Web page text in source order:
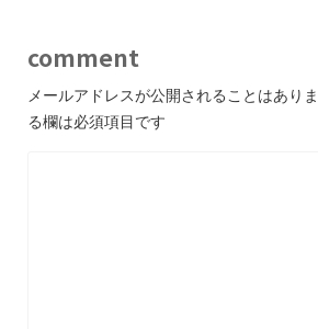
comment
メールアドレスが公開されることはありま
る欄は必須項目です